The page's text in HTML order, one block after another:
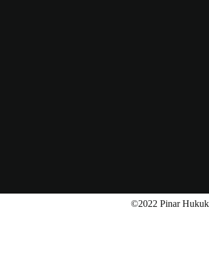
©2022 Pinar Hukuk